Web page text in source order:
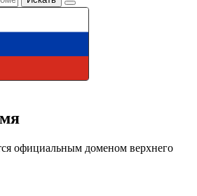
официальным доменом верхнего